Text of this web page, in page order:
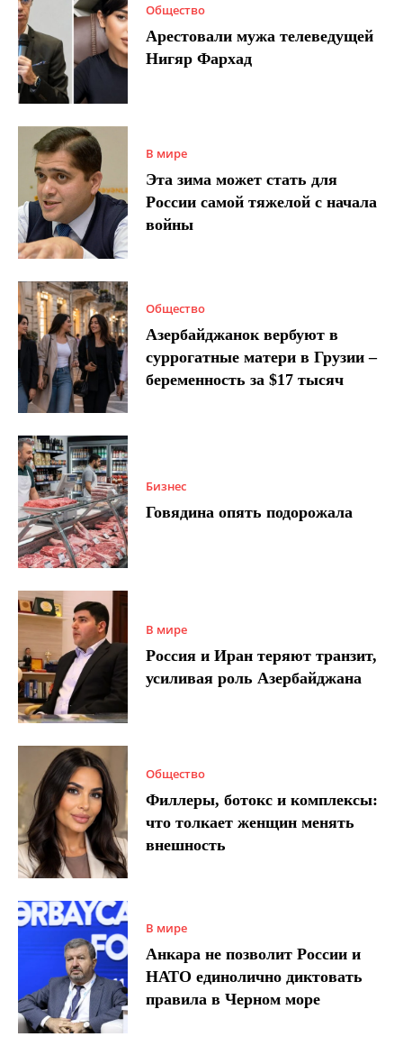
Общество
Арестовали мужа телеведущей
Нигяр Фархад
В мире
Эта зима может стать для
России самой тяжелой с начала
войны
Общество
Азербайджанок вербуют в
суррогатные матери в Грузии –
беременность за $17 тысяч
Бизнес
Говядина опять подорожала
В мире
Россия и Иран теряют транзит,
усиливая роль Азербайджана
Общество
Филлеры, ботокс и комплексы:
что толкает женщин менять
внешность
В мире
Анкара не позволит России и
НАТО единолично диктовать
правила в Черном море